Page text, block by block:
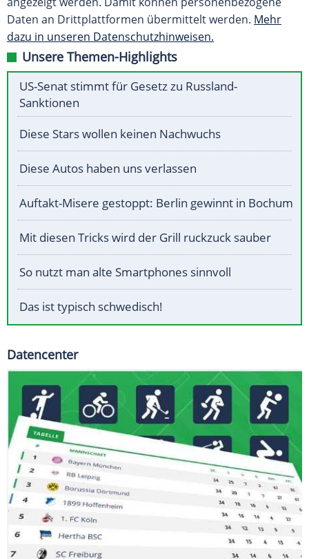
Daten an Drittplattformen übermittelt werden. Mehr
dazu in unseren Datenschutzhinweisen.
Unsere Themen-Highlights
US-Senat stimmt für Gesetz zu Russland-
Sanktionen
Diese Stars wollen keinen Nachwuchs
Diese Autos haben uns verlassen
Auftakt-Misere gestoppt: Berlin gewinnt in Bochum
Mit diesen Tricks wird der Grill ruckzuck sauber
So nutzt man alte Smartphones sinnvoll
Das ist typisch schwedisch!
Datencenter